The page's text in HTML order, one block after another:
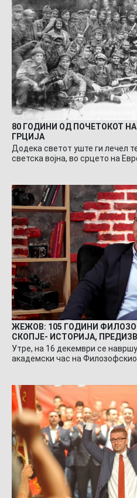
80 ГОДИНИ ОД ПОЧЕТОКОТ
ГРЦИЈА
Додека светот уште ги лечел
светска војна, во срцето на
ЖЕЖОВ: 105 ГОДИНИ
СКОПЈЕ- ИСТОРИЈА,
Утре, на 16 декември се
академски час на